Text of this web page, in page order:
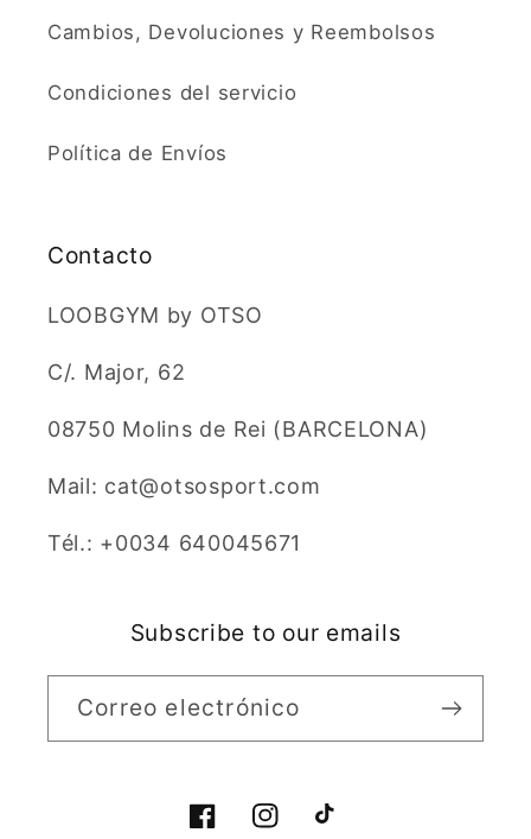
Cambios, Devoluciones y Reembolsos
Condiciones del servicio
Política de Envíos
Contacto
LOOBGYM by OTSO
C/. Major, 62
08750 Molins de Rei (BARCELONA)
Mail: cat@otsosport.com
Tél.: +0034 640045671
Subscribe to our emails
Correo electrónico
FacebookInstagramTikTok